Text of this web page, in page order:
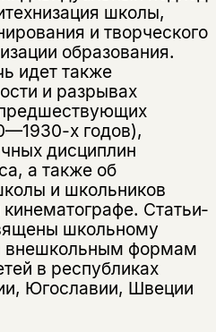
школы,
и творческого
образования.
идет также
и разрывах
х годов),
дисциплин
а также об
и школьников
кинематографе. Статьи­
школьному
внешкольным формам
в республиках
Югославии, Швеции
рассылку
рассылку
«НЛО».
промокод на
временно
на
поступлении книги
письмо на указанный